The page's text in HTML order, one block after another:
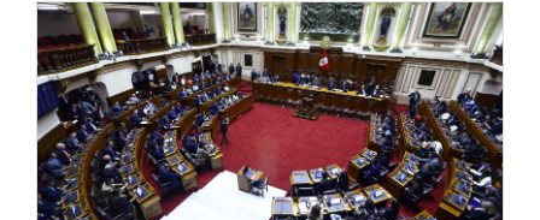
6.- El toldo que se instaló en el frontis del Palacio
Legislativo para la estancia de los periodistas durante la
vigencia de las medidas sanitarias por la COVID-19, será
retirado.
7.- Se realizarán, a la brevedad posible, los trabajos para
garantizar la seguridad y protección de las galerías del
Hemiciclo Principal de sesiones, recomendados por la